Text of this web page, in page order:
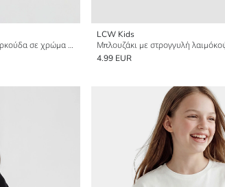
Μπλουζάκι για κορίτσια με στάμπα αρκούδα σε χρώμα πέτρας
LCW Kids
4.99 EUR